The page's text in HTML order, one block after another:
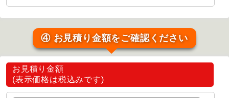
④ お見積り金額をご確認ください
お見積り金額
(表示価格は税込みです)